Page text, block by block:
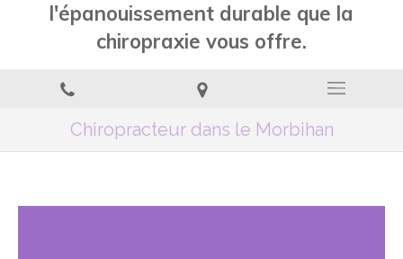
l'épanouissement durable que la
chiropraxie vous offre.
Chiropracteur dans le Morbihan